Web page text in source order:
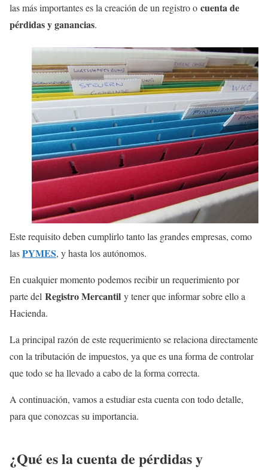
las más importantes es la creación de un registro o cuenta de
pérdidas y ganancias.
Este requisito deben cumplirlo tanto las grandes empresas, como
lasPYMES, y hasta los autónomos.
En cualquier momento podemos recibir un requerimiento por
parte del Registro Mercantil y tener que informar sobre ello a
Hacienda.
La principal razón de este requerimiento se relaciona directamente
con la tributación de impuestos, ya que es una forma de controlar
que todo se ha llevado a cabo de la forma correcta.
A continuación, vamos a estudiar esta cuenta con todo detalle,
para que conozcas su importancia.
¿Qué es la cuenta de pérdidas y